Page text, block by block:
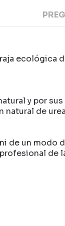
ecológica
y por
de
un modo
de